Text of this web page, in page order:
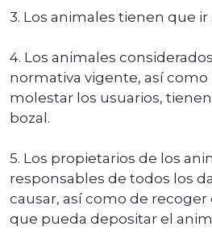
3. Los animales tienen que
4. Los animales
normativa vigente, así
molestar los usuarios,
bozal.
5. Los propietarios de los
responsables de todos los
causar, así como de
que pueda depositar el